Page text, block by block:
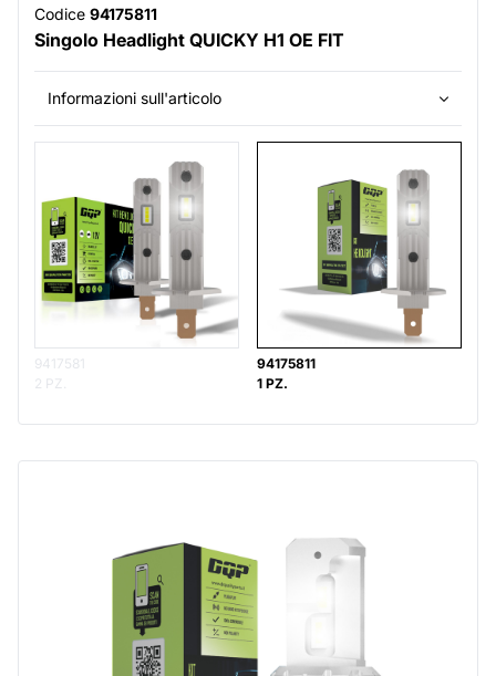
Codice 94175811
Singolo Headlight QUICKY H1 OE FIT
Informazioni sull'articolo
9417581
2 PZ.
94175811
1 PZ.